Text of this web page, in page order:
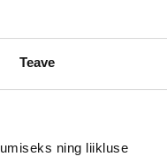
Teave
ning liikluse